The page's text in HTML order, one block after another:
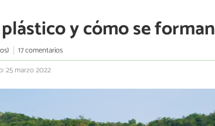
y cómo se forman
17 comentarios
25 marzo 2022